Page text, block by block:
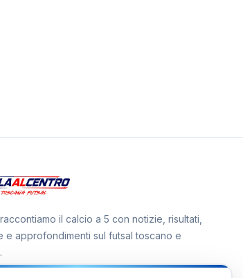
il calcio a 5 con notizie, risultati,
e approfondimenti sul futsal toscano e